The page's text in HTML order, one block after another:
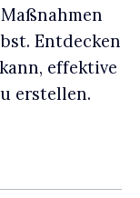
Entdecken
effektive
erstellen.